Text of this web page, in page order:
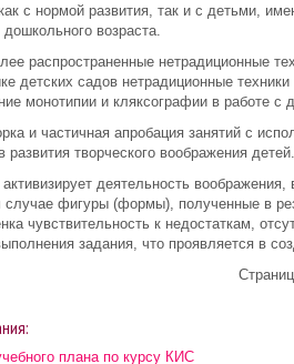
с нормой развития, так и с детьми,
возраста.
распространенные нетрадиционные
детских садов нетрадиционные
монотипии и кляксографии в работе с
и частичная апробация занятий с
развития творческого воображения детей.
деятельность
фигуры (формы), полученные в
чувствительность к недостаткам,
задания, что проявляется в
плана по курсу КИС